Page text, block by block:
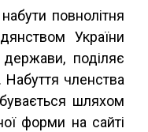
повнолітня
України
поділяє
Набуття членства
шляхом
форми на сайті